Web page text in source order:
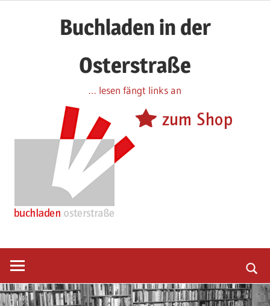
Buchladen in der
Osterstraße
… lesen fängt links an